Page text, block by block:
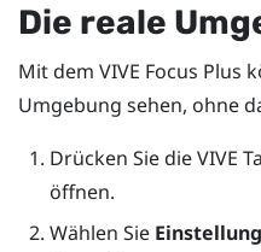
Die reale
Mit dem VIVE Focus Plus
Umgebung sehen, ohne
Drücken Sie dieVIVE
öffnen.
Wählen Sie